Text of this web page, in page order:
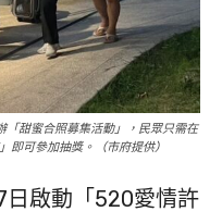
甜蜜合照募集活動」，民眾只需在
即可參加抽獎。（市府提供）
啟動「520愛情許